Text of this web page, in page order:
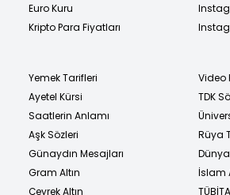
Euro Kuru
Kripto Para Fiyatları
Yemek Tarifleri
Ayetel Kürsi
Saatlerin Anlamı
Aşk Sözleri
Günaydın Mesajları
Gram Altın
Çeyrek Altın
Video
TDK
Rüya
İslam